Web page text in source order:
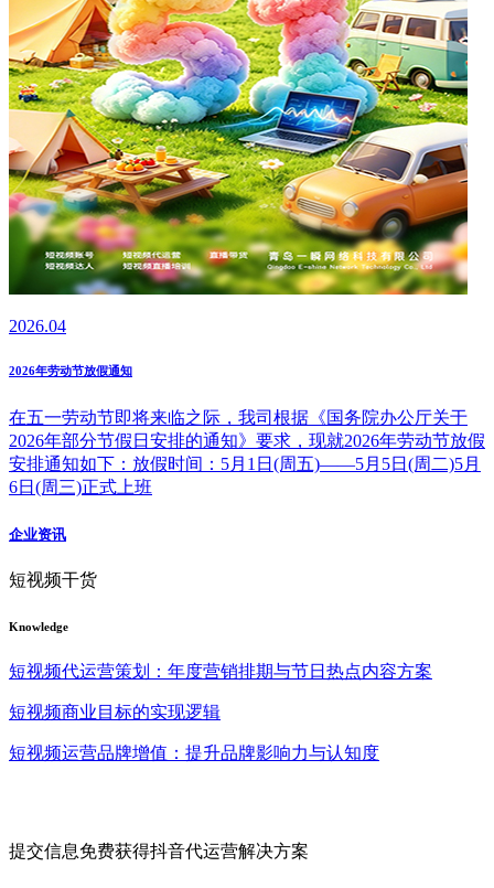
2026.04
2026年劳动节放假通知
在五一劳动节即将来临之际，我司根据《国务院办公厅关于
2026年部分节假日安排的通知》要求，现就2026年劳动节放假
安排通知如下：放假时间：5月1日(周五)——5月5日(周二)5月
6日(周三)正式上班
企业资讯
短视频干货
Knowledge
短视频代运营策划：年度营销排期与节日热点内容方案
短视频商业目标的实现逻辑
短视频运营品牌增值：提升品牌影响力与认知度
提交信息免费获得抖音代运营解决方案